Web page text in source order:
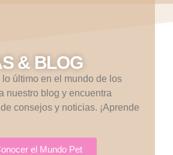
& BLOG
último en el mundo de los
nuestro blog y encuentra
consejos y noticias. ¡Aprende
el Mundo Pet